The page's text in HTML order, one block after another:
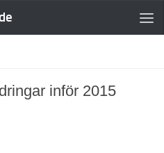
inför 2015